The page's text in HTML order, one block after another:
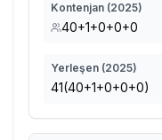
Kontenjan (2025)
40+1+0+0+0
Yerleşen (2025)
41(40+1+0+0+0)